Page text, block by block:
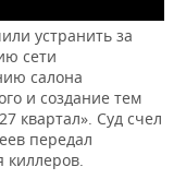
устранить за
сети
салона
и создание тем
квартал». Суд счел
передал
киллеров.